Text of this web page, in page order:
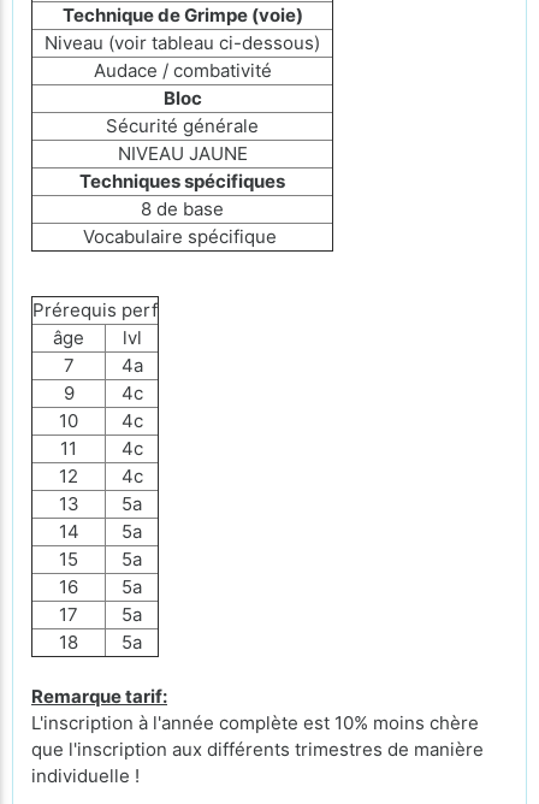
Technique de Grimpe (voie)
Niveau (voir tableau ci-dessous)
Audace / combativité
Bloc
Sécurité générale
NIVEAU JAUNE
Techniques spécifiques
8 de base
Vocabulaire spécifique
Prérequis perf
âge
lvl
7
4a
9
4c
10
4c
11
4c
12
4c
13
5a
14
5a
15
5a
16
5a
17
5a
18
5a
Remarque tarif:
L'inscription à l'année complète est 10% moins chère
que l'inscription aux différents trimestres de manière
individuelle !